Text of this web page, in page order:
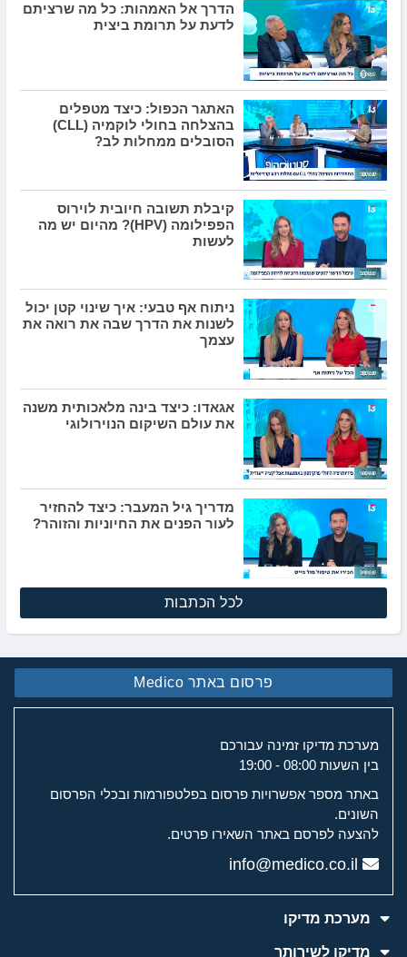
הדרך אל האמהות: כל מה שרציתם
לדעת על תרומת ביצית
האתגר הכפול: כיצד מטפלים
בהצלחה בחולי לוקמיה (CLL)
הסובלים ממחלות לב?
קיבלת תשובה חיובית לוירוס
הפפילומה (HPV)? מהיום יש מה
לעשות
ניתוח אף טבעי: איך שינוי קטן יכול
לשנות את הדרך שבה את רואה את
עצמך
אגאדו: כיצד בינה מלאכותית משנה
את עולם השיקום הנוירולוגי
מדריך גיל המעבר: כיצד להחזיר
לעור הפנים את החיוניות והזוהר?
לכל הכתבות
פרסום באתר Medico
מערכת מדיקו זמינה עבורכם
בין השעות 08:00 - 19:00
באתר מספר אפשרויות פרסום בפלטפורמות ובכלי הפרסום
השונים.
להצעה לפרסם באתר השאירו פרטים.
info@medico.co.il
מערכת מדיקו
מדיקו לשירותך